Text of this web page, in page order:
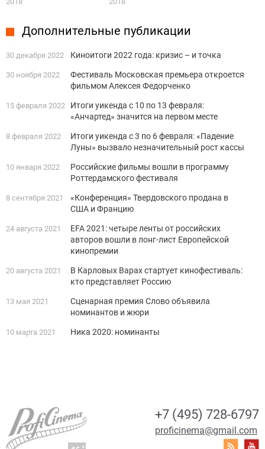
Дополнительные публикации
30 декабря 2022 Киноитоги 2022 года: кризис – и точка
30 ноября 2022
Фестиваль Московская премьера откроется
фильмом Алексея Федорченко
15 февраля 2022
Итоги уикенда с 10 по 13 февраля:
«Анчартед» значится на первом месте
8 февраля 2022
Итоги уикенда с 3 по 6 февраля: «Падение
Луны» вызвало незначительный рост кассы
10 января 2022
Российские фильмы вошли в программу
Роттердамского фестиваля
8 сентября 2021
«Конференция» Твердовского продана в
США и Францию
24 августа 2021
EFA 2021: четыре ленты от российских
авторов вошли в лонг-лист Европейской
кинопремии
20 августа 2021
В Карловых Варах стартует кинофестиваль:
кто представляет Россию
13 мая 2021
Сценарная премия Слово объявила
номинантов и жюри
10 марта 2021 Ника 2020: номинанты
+7 (495) 728-6797
proficinema@gmail.com